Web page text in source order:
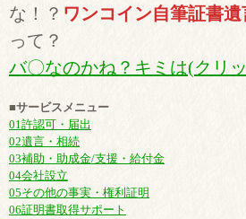
な！？ ワンコイン自筆証書
って？
バ〇なのかね？キミは(クリ
■サービスメニュー
01許認可・届出
02遺言・相続
03補助・助成金/支援・給付金
04会社設立
05その他の事実・権利証明
06証明書取得サポート